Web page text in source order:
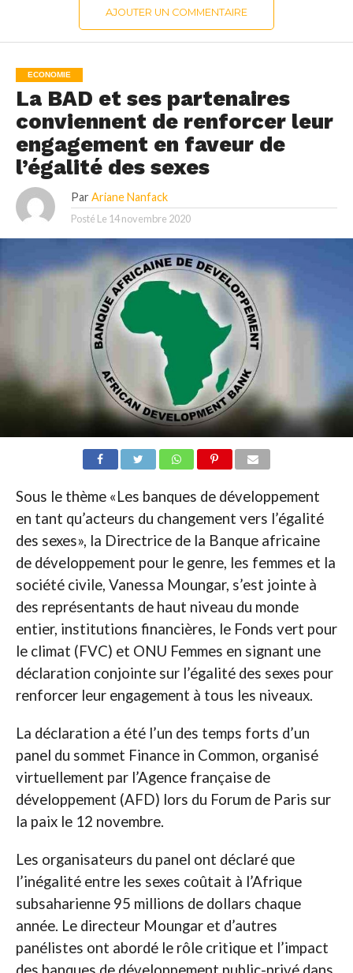
AJOUTER UN COMMENTAIRE
ECONOMIE
La BAD et ses partenaires
conviennent de renforcer leur
engagement en faveur de
l’égalité des sexes
Par Ariane Nanfack
Posté Le 14 novembre 2020
Sous le thème «Les banques de développement
en tant qu’acteurs du changement vers l’égalité
des sexes», la Directrice de la Banque africaine
de développement pour le genre, les femmes et la
société civile, Vanessa Moungar, s’est jointe à
des représentants de haut niveau du monde
entier, institutions financières, le Fonds vert pour
le climat (FVC) et ONU Femmes en signant une
déclaration conjointe sur l’égalité des sexes pour
renforcer leur engagement à tous les niveaux.
La déclaration a été l’un des temps forts d’un
panel du sommet Finance in Common, organisé
virtuellement par l’Agence française de
développement (AFD) lors du Forum de Paris sur
la paix le 12 novembre.
Les organisateurs du panel ont déclaré que
l’inégalité entre les sexes coûtait à l’Afrique
subsaharienne 95 millions de dollars chaque
année. Le directeur Moungar et d’autres
panélistes ont abordé le rôle critique et l’impact